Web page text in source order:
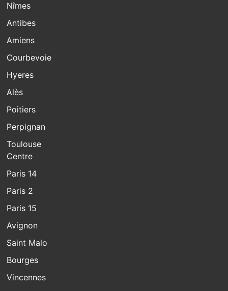
Nîmes
Antibes
Amiens
Courbevoie
Hyeres
Alès
Poitiers
Perpignan
Toulouse
Centre
Paris 14
Paris 2
Paris 15
Avignon
Saint Malo
Bourges
Vincennes